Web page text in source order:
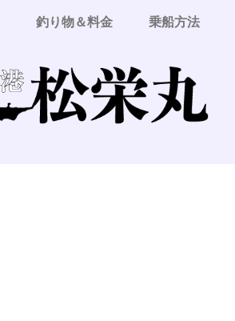
釣り物＆料金 乗船方法